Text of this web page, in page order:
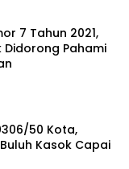
7 Tahun 2021,
Didorong Pahami
50 Kota,
Kasok Capai